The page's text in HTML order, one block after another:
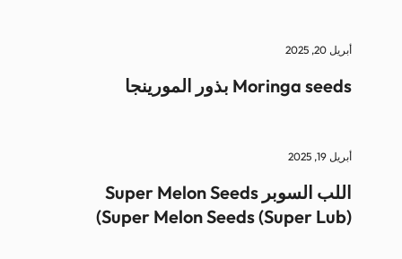
أبريل 20, 2025
Moringa seeds بذور المورينجا
أبريل 19, 2025
اللب السوبر Super Melon Seeds
(Super Melon Seeds (Super Lub)